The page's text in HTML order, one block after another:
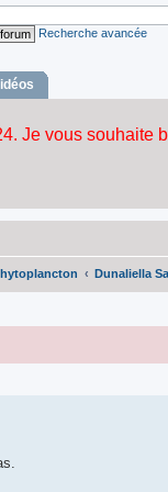
Recherche avancée
Dunaliella